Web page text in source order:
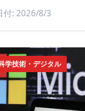
付: 2026/8/3
学技術・デジタル